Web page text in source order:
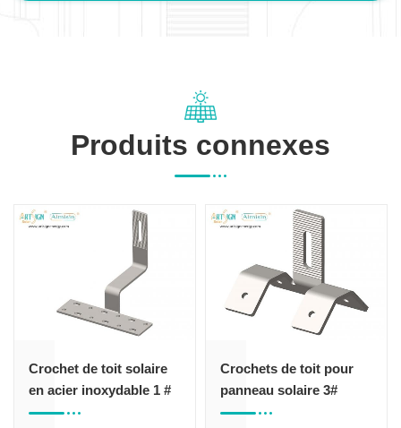
Produits connexes
1 #
Crochets de toit pour
panneau solaire 3#
Crochet de toit en
solaire 4#